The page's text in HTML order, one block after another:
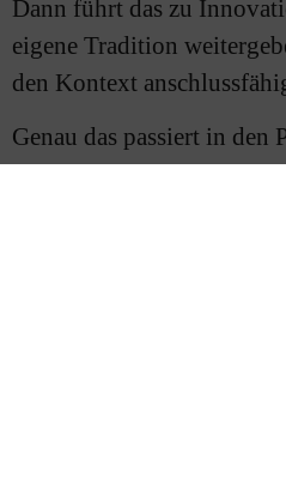
Dann führt das zu
eigene Tradition
den Kontext
Genau das passiert in den
TeamGeist. Bei